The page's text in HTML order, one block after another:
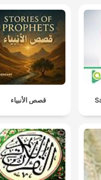
t.me/
📷
✏
قصص الأنبياء